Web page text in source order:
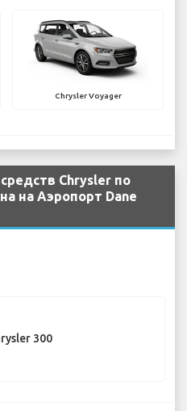
Chrysler Voyager
Chrysler по
на Аэропорт Dane
300